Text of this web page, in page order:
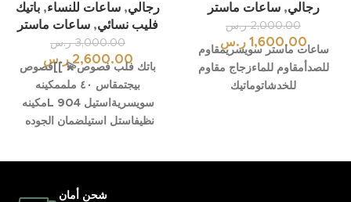
رجالي,ساعات ماستر
2,000.00 ر.س
1,600.00 ر.س
ساعات ماستر سويسريمقاوم
للصدأمقاوم للماءزجاج مقاوم
للخدشاتوماتيك
رجالي, ساعات للنساء, باتيك
فليب نسائي, ساعات ماستر
3,000.00 ر.س
2,600.00 ر.س
باتك فلب فصوص💫 ]]فصوص
بيجتمقاس ٤٠ ملممكينه
سويسريةاستيل 904 Lمكينه
نظيفاستل استيلضمان الجوده
شحن أمان